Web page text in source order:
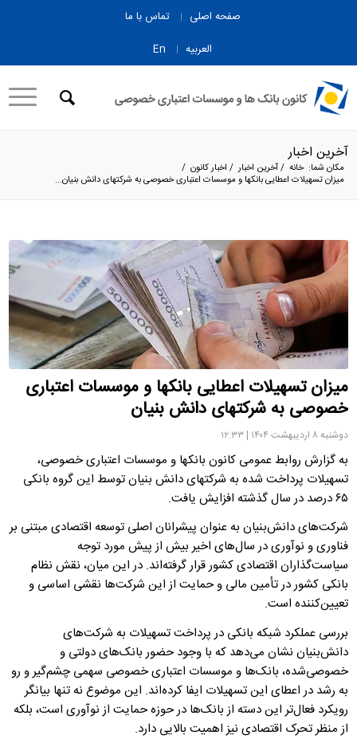
صفحه اصلی
تماس با ما
العربیه
En
آخرین اخبار
مکان شما: خانه /آخرین اخبار / اخبار کانون /
میزان تسهیلات اعطایی بانک­ها و موسسات اعتباری خصوصی به شرکت­های دانش بنیان...
میزان تسهیلات اعطایی بانک­ها و موسسات اعتباری
خصوصی به شرکت­های دانش بنیان
دوشنبه ۸ اردیبهشت ۱۴۰۴ | ۱۲:۳۳
به گزارش روابط عمومی کانون بانک­ها و موسسات اعتباری خصوصی،
تسهیلات پرداخت شده به شرکت­های دانش بنیان توسط این گروه بانکی
۶۵ درصد در سال گذشته افزایش یافت.
شرکت‌های دانش‌بنیان به عنوان پیشرانان اصلی توسعه اقتصادی مبتنی بر
فناوری و نوآوری در سال‌های اخیر بیش از پیش مورد توجه
سیاست‌گذاران اقتصادی کشور قرار گرفته‌اند. در این میان، نقش نظام
بانکی کشور در تأمین مالی و حمایت از این شرکت‌ها نقشی اساسی و
تعیین‌کننده است.
بررسی عملکرد شبکه بانکی در پرداخت تسهیلات به شرکت‌های
دانش‌بنیان نشان می‌دهد که با وجود حضور بانک‌های دولتی و
خصوصی‌شده، بانک‌ها و موسسات اعتباری خصوصی سهمی چشم‌گیر و رو
به رشد در اعطای این تسهیلات ایفا کرده‌اند. این موضوع نه تنها بیانگر
رویکرد فعال‌تر این دسته از بانک‌ها در حوزه حمایت از نوآوری است، بلکه
از منظر تحرک اقتصادی نیز اهمیت بالایی دارد.